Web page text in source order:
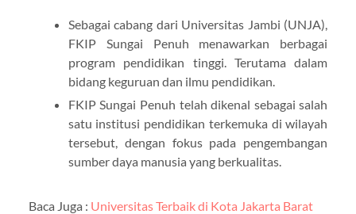
Sebagai cabang dari Universitas Jambi (UNJA),
FKIP Sungai Penuh menawarkan berbagai
program pendidikan tinggi. Terutama dalam
bidang keguruan dan ilmu pendidikan.
FKIP Sungai Penuh telah dikenal sebagai salah
satu institusi pendidikan terkemuka di wilayah
tersebut, dengan fokus pada pengembangan
sumber daya manusia yang berkualitas.
Baca Juga : Universitas Terbaik di Kota Jakarta Barat